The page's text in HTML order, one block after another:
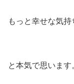
もっと幸せな気持
と本気で思います